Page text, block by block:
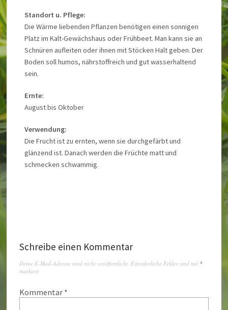
Standort u. Pflege:
Die Wärme liebenden Pflanzen benötigen einen sonnigen
Platz im Kalt-Gewächshaus oder Frühbeet. Man kann sie an
Schnüren aufleiten oder ihnen mit Stöcken Halt geben. Der
Boden soll humos, nährstoffreich und gut wasserhaltend
sein.
Ernte:
August bis Oktober
Verwendung:
Die Frucht ist zu ernten, wenn sie durchgefärbt und
glänzend ist. Danach werden die Früchte matt und
schmecken schwammig.
Schreibe einen Kommentar
Deine E-Mail-Adresse wird nicht veröffentlicht. Erforderliche Felder sind mit *
markiert
Kommentar *